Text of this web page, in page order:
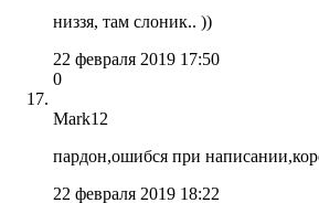
низзя, там слоник.. ))
22 февраля 2019 17:50
0
Mark12
пардон,ошибся при
22 февраля 2019 18:22